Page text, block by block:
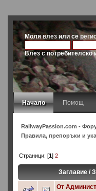
Молявлез или се
Влез с
Начало Помощ
RailwayPassion.com -
Правила, препоръки и
Страници: [1] 2
Заглавие/
От